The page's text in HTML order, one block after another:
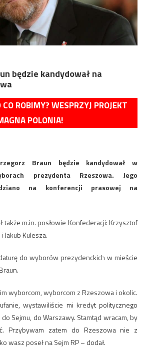
będzie kandydował na
ROBIMY? WESPRZYJ PROJEKT
POLONIA!
Braun będzie kandydował w
prezydenta Rzeszowa. Jego
na konferencji prasowej na
także m.in. posłowie Konfederacji: Krzysztof
Kulesza.
do wyborów prezydenckich w mieście
wyborcom, wyborcom z Rzeszowa i okolic.
wystawiliście mi kredyt politycznego
Sejmu, do Warszawy. Stamtąd wracam, by
Przybywam zatem do Rzeszowa nie z
wasz poseł na Sejm RP – dodał.